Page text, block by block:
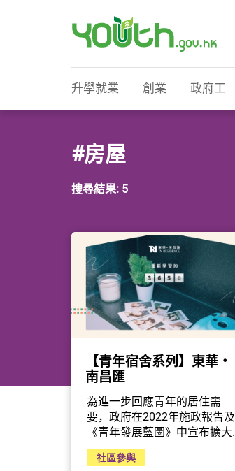
升學就業 創業 政府工
#房屋
搜尋結果: 5
【青年宿舍系列】東華‧
南昌匯
為進一步回應青年的居住需
要，政府在2022年施政報告及
《青年發展藍圖》中宣布擴大
青年宿舍計劃，資助非政府機
構租用合適酒店和旅館並將房
社區參與